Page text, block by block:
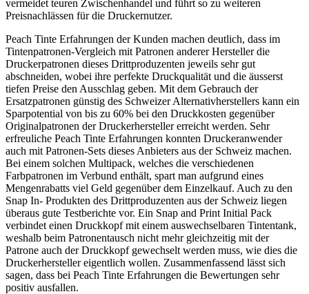
vermeidet teuren Zwischenhandel und führt so zu weiteren
Preisnachlässen für die Druckernutzer.
Peach Tinte Erfahrungen der Kunden machen deutlich, dass im
Tintenpatronen-Vergleich mit Patronen anderer Hersteller die
Druckerpatronen dieses Drittproduzenten jeweils sehr gut
abschneiden, wobei ihre perfekte Druckqualität und die äusserst
tiefen Preise den Ausschlag geben. Mit dem Gebrauch der
Ersatzpatronen günstig des Schweizer Alternativherstellers kann ein
Sparpotential von bis zu 60% bei den Druckkosten gegenüber
Originalpatronen der Druckerhersteller erreicht werden. Sehr
erfreuliche Peach Tinte Erfahrungen konnten Druckeranwender
auch mit Patronen-Sets dieses Anbieters aus der Schweiz machen.
Bei einem solchen Multipack, welches die verschiedenen
Farbpatronen im Verbund enthält, spart man aufgrund eines
Mengenrabatts viel Geld gegenüber dem Einzelkauf. Auch zu den
Snap In- Produkten des Drittproduzenten aus der Schweiz liegen
überaus gute Testberichte vor. Ein Snap and Print Initial Pack
verbindet einen Druckkopf mit einem auswechselbaren Tintentank,
weshalb beim Patronentausch nicht mehr gleichzeitig mit der
Patrone auch der Druckkopf gewechselt werden muss, wie dies die
Druckerhersteller eigentlich wollen. Zusammenfassend lässt sich
sagen, dass bei Peach Tinte Erfahrungen die Bewertungen sehr
positiv ausfallen.